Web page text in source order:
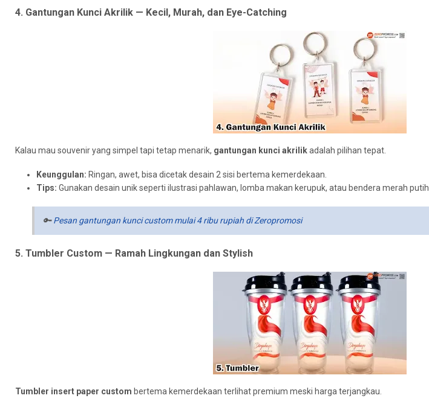
4. Gantungan Kunci Akrilik — Kecil, Murah, dan Eye-Catching
Kalau mau souvenir yang simpel tapi tetap menarik, gantungan kunci akrilikadalah pilihan tepat.
Keunggulan: Ringan, awet, bisa dicetak desain 2 sisi bertema kemerdekaan.
Tips: Gunakan desain unik seperti ilustrasi pahlawan, lomba makan kerupuk, atau bendera merah putih.
🔑Pesan gantungan kunci custom mulai 4 ribu rupiah di Zeropromosi
5. Tumbler Custom — Ramah Lingkungan dan Stylish
Tumbler insert paper custom bertema kemerdekaan terlihat premium meski harga terjangkau.